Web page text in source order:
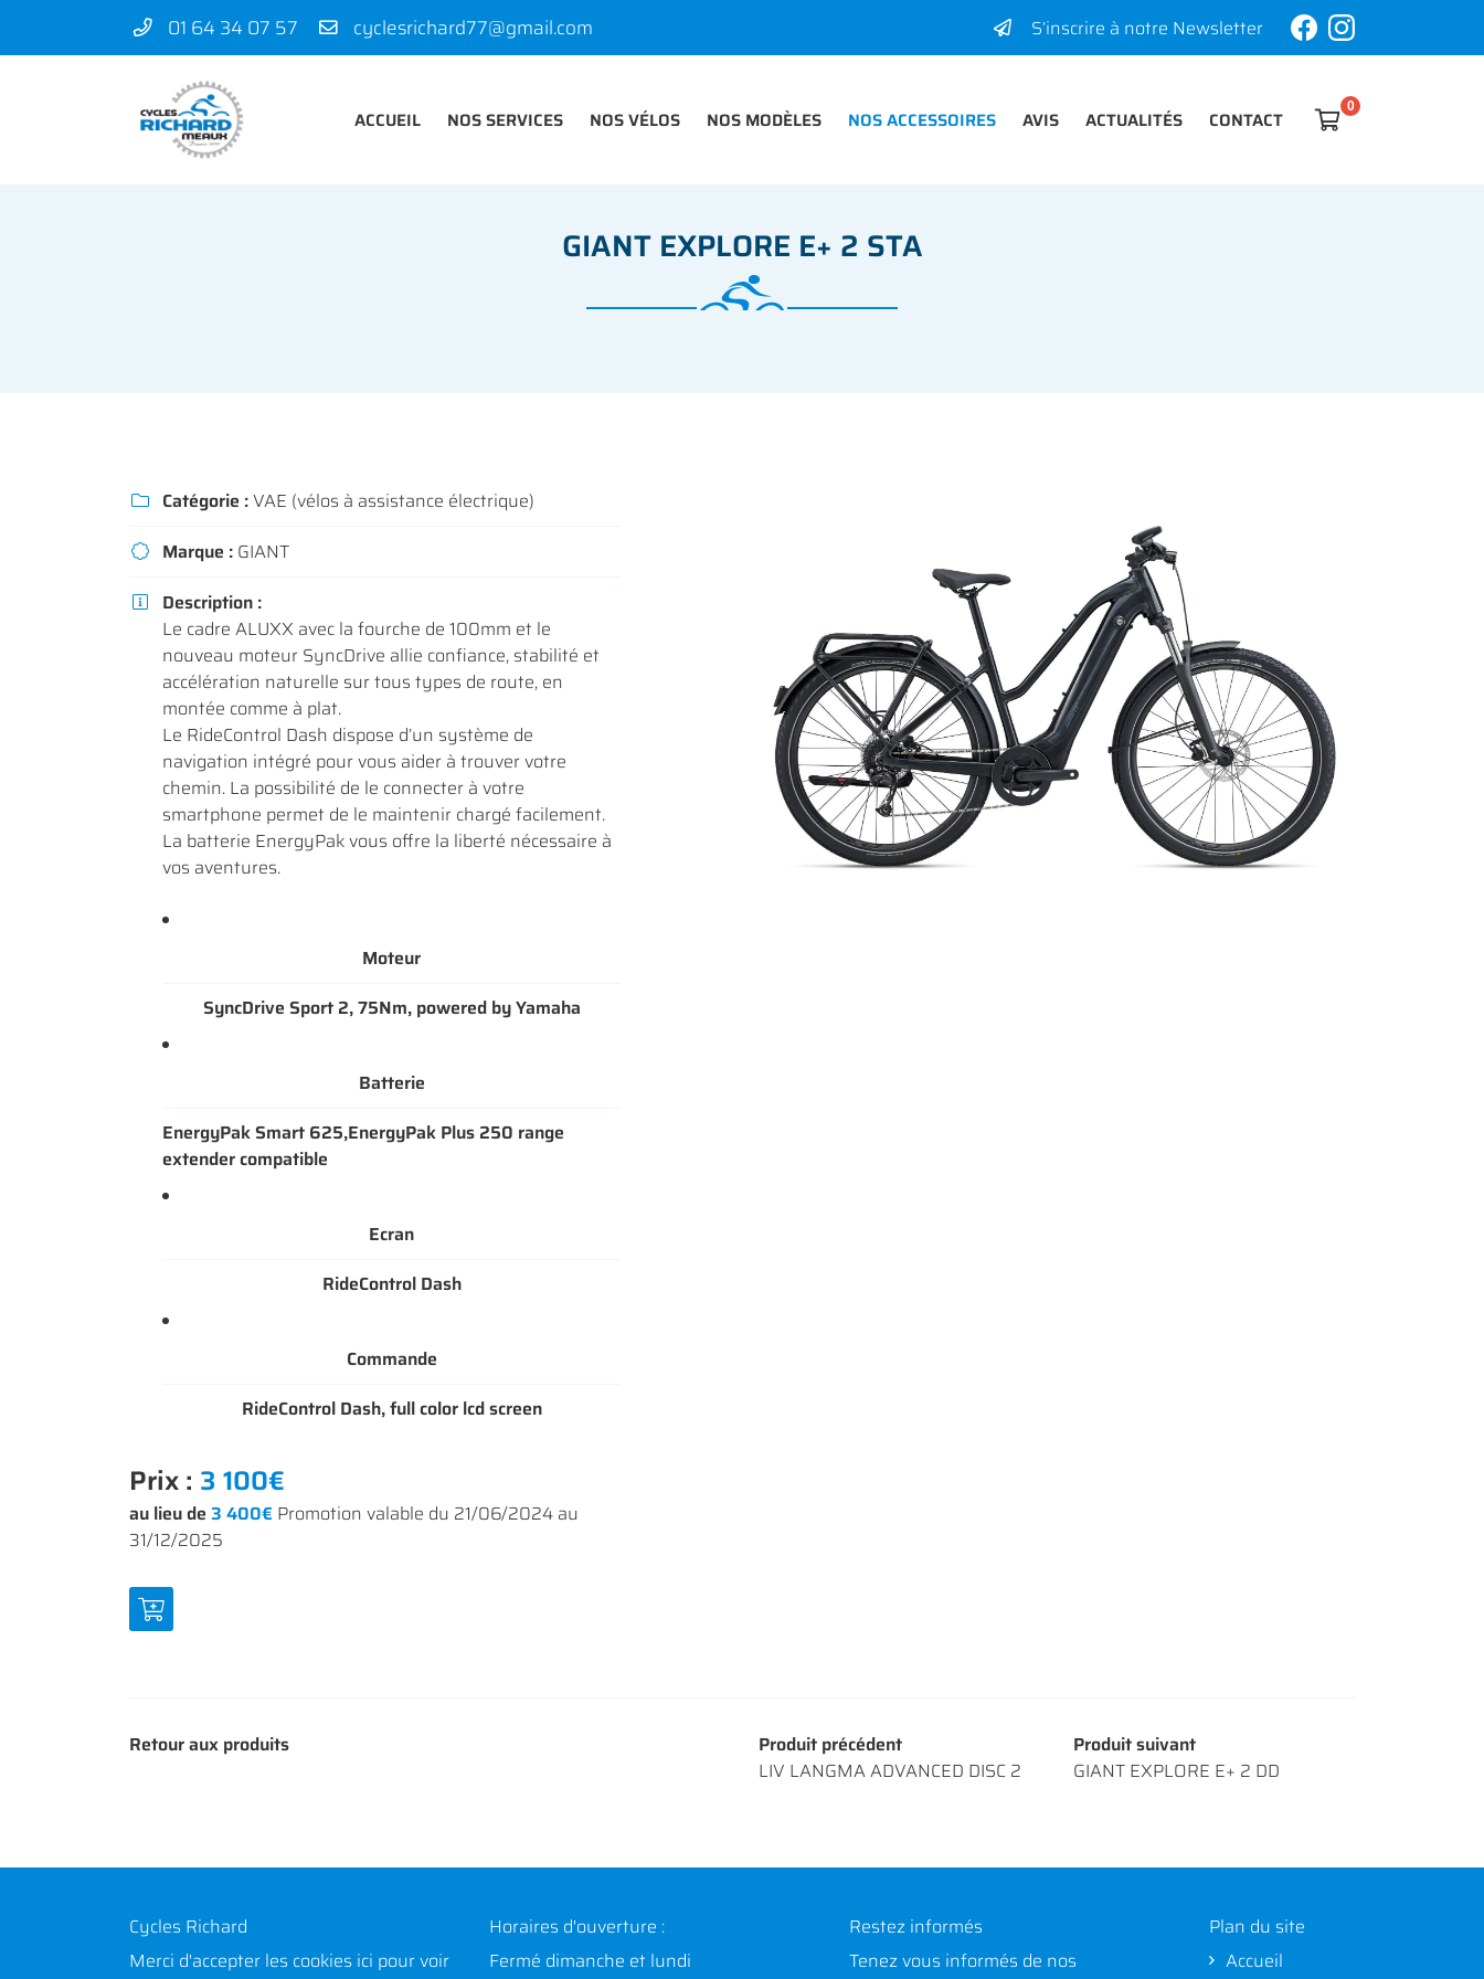
01 64 34 07 57 S’inscrire à notre Newsletter
ACCUEIL NOS SERVICES NOS VÉLOS NOS MODÈLES NOS ACCESSOIRES AVIS ACTUALITÉS CONTACT 
VALIDER VOTRE PANIER
50 rue des Madeleines
77100 Mareuil-lès-Meaux
01 64 34 07 57
Recopier le code ci-contre
Rafraîchir le captcha
En cochant cette case, vous consentez à recevoir nos propositions commerciales à
l'adresse email indiqué ci-dessus. Vous pouvez vous désinscrire à tout moment en
le formulaire de désinscription
INSCRIPTION
GIANT EXPLORE E+ 2 STA
 Catégorie :VAE (vélos à assistance électrique)
 Marque : GIANT

Description :
Le cadre ALUXX avec la fourche de 100mm et le
nouveau moteur SyncDrive allie confiance, stabilité et
accélération naturelle sur tous types de route, en
montée comme à plat.
Le RideControl Dash dispose d’un système de
navigation intégré pour vous aider à trouver votre
chemin. La possibilité de le connecter à votre
smartphone permet de le maintenir chargé facilement.
La batterie EnergyPak vous offre la liberté nécessaire à
vos aventures.
Moteur
SyncDrive Sport 2, 75Nm, powered by Yamaha
Batterie
EnergyPak Smart 625,EnergyPak Plus 250 range
extender compatible
Ecran
RideControl Dash
Commande
RideControl Dash, full color lcd screen
Prix : 3 100€
au lieu de 3 400€ Promotion valable du 21/06/2024 au
31/12/2025
Retour aux produits
Produit précédent
LIV LANGMA ADVANCED DISC 2
Produit suivant
GIANT EXPLORE E+ 2 DD
Cycles Richard
Merci d'accepter les cookies ici pour voir
Horaires d'ouverture :
Fermé dimanche et lundi
Restez informés
Tenez vous informés de nos
Plan du site
Accueil